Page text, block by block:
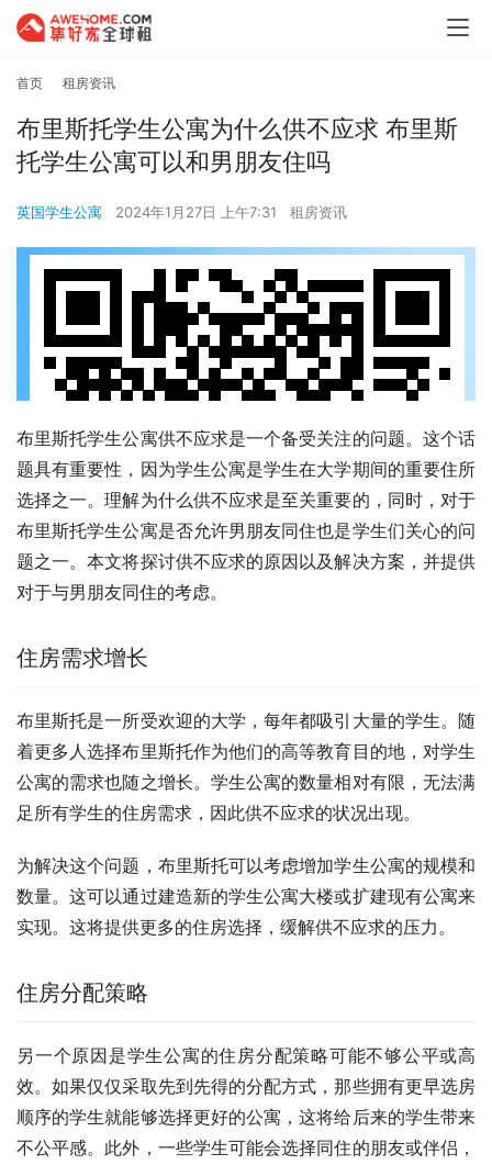
首页 租房资讯
布里斯托学生公寓为什么供不应求 布里斯
托学生公寓可以和男朋友住吗
英国学生公寓 2024年1月27日 上午7:31 租房资讯
布里斯托学生公寓供不应求是一个备受关注的问题。这个话
题具有重要性，因为学生公寓是学生在大学期间的重要住所
选择之一。理解为什么供不应求是至关重要的，同时，对于
布里斯托学生公寓是否允许男朋友同住也是学生们关心的问
题之一。本文将探讨供不应求的原因以及解决方案，并提供
对于与男朋友同住的考虑。
住房需求增长
布里斯托是一所受欢迎的大学，每年都吸引大量的学生。随
着更多人选择布里斯托作为他们的高等教育目的地，对学生
公寓的需求也随之增长。学生公寓的数量相对有限，无法满
足所有学生的住房需求，因此供不应求的状况出现。
为解决这个问题，布里斯托可以考虑增加学生公寓的规模和
数量。这可以通过建造新的学生公寓大楼或扩建现有公寓来
实现。这将提供更多的住房选择，缓解供不应求的压力。
住房分配策略
另一个原因是学生公寓的住房分配策略可能不够公平或高
效。如果仅仅采取先到先得的分配方式，那些拥有更早选房
顺序的学生就能够选择更好的公寓，这将给后来的学生带来
不公平感。此外，一些学生可能会选择同住的朋友或伴侣，